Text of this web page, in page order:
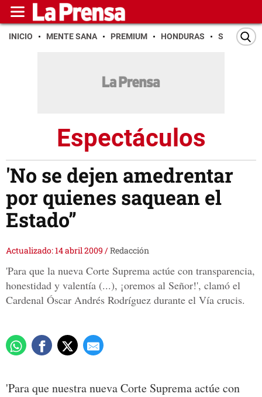
INICIO MENTE SANA PREMIUM HONDURAS SAN PEDRO
Espectáculos
'No se dejen amedrentar
por quienes saquean el
Estado”
Actualizado: 14 abril 2009 /Redacción
'Para que la nueva Corte Suprema actúe con transparencia,
honestidad y valentía (...), ¡oremos al Señor!', clamó el
Cardenal Óscar Andrés Rodríguez durante el Vía crucis.
'Para que nuestra nueva Corte Suprema actúe con